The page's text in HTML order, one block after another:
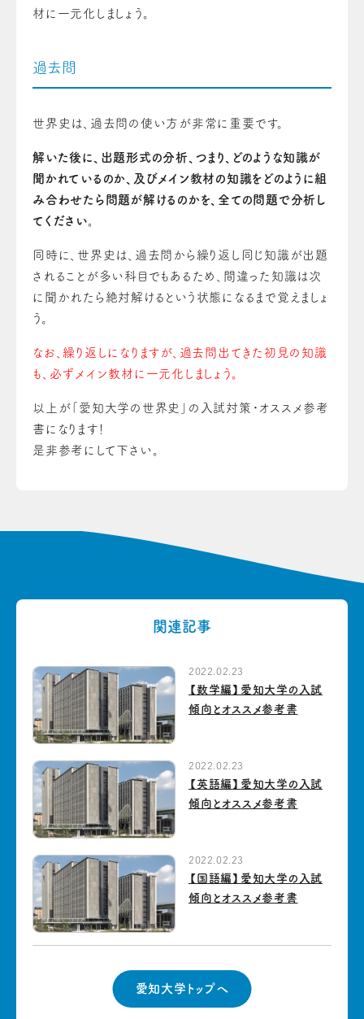
材に一元化しましょう。
過去問
世界史は、過去問の使い方が非常に重要です。
解いた後に、出題形式の分析、つまり、どのような知識が
聞かれているのか、及びメイン教材の知識をどのように組
み合わせたら問題が解けるのかを、全ての問題で分析し
てください。
同時に、世界史は、過去問から繰り返し同じ知識が出題
されることが多い科目でもあるため、間違った知識は次
に聞かれたら絶対解けるという状態になるまで覚えましょ
う。
なお、繰り返しになりますが、過去問出てきた初見の知識
も、必ずメイン教材に一元化しましょう。
以上が「愛知大学の世界史」の入試対策・オススメ参考
書になります！
是非参考にして下さい。
関連記事
2022.02.23
【数学編】愛知大学の入試
傾向とオススメ参考書
2022.02.23
【英語編】愛知大学の入試
傾向とオススメ参考書
2022.02.23
【国語編】愛知大学の入試
傾向とオススメ参考書
愛知大学トップへ